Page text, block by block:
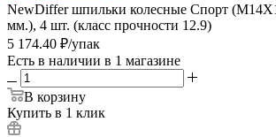
NewDiffer шпильки колесные Спорт
мм.), 4 шт. (класс прочности 12.9)
5 174.40 ₽/упак
Есть в наличии в 1 магазине
В корзину
Купить в 1 клик